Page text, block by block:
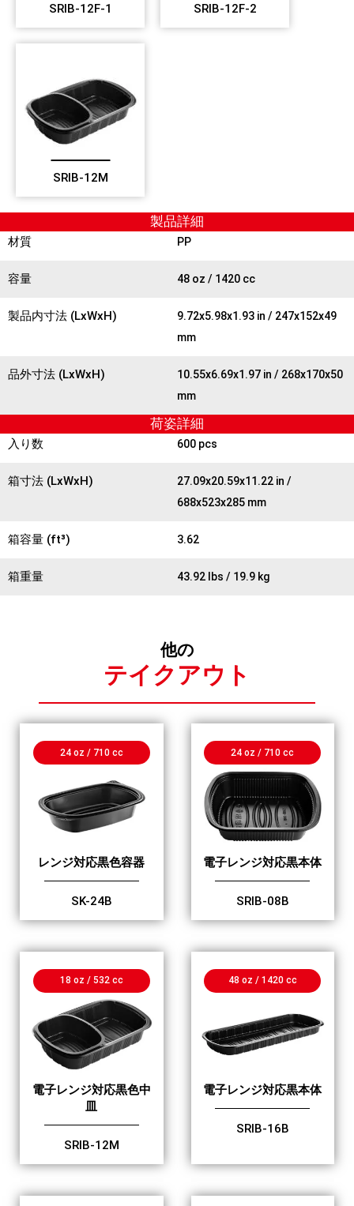
SRIB-12F-1 SRIB-12F-2
SRIB-12M
製品詳細
材質 PP
容量 48 oz / 1420 cc
製品内寸法 (LxWxH)
9.72x5.98x1.93 in / 247x152x49
mm
品外寸法 (LxWxH)
10.55x6.69x1.97 in / 268x170x50
mm
荷姿詳細
入り数 600 pcs
箱寸法 (LxWxH)
27.09x20.59x11.22 in /
688x523x285 mm
箱容量 (ft³) 3.62
箱重量 43.92 lbs / 19.9 kg
他の
テイクアウト
24 oz / 710 cc
レンジ対応黒色容器
SK-24B
24 oz / 710 cc
電子レンジ対応黒本体
SRIB-08B
18 oz / 532 cc
電子レンジ対応黒色中
皿
SRIB-12M
48 oz / 1420 cc
電子レンジ対応黒本体
SRIB-16B